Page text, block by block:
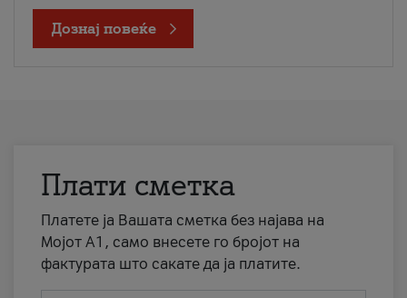
Дознај повеќе
Плати сметка
Платете ја Вашата сметка без најава на
Мојот А1, само внесете го бројот на
фактурата што сакате да ја платите.